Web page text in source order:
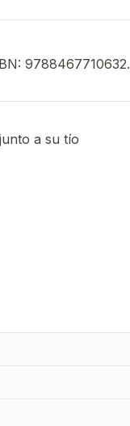
9788467710632.
a su tío